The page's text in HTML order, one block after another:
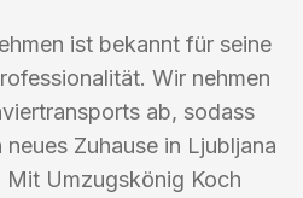
ist bekannt für seine
Wir nehmen
ab, sodass
Zuhause in Ljubljana
Mit Umzugskönig Koch